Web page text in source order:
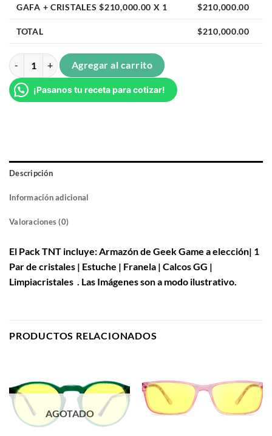
GAFA + CRISTALES $210,000.00 X 1 $210,000.00
TOTAL $210,000.00
Gazelle Negro Brillo Gaming cantidad
Agregar al carrito
¡Pasanos tu receta para cotizar!
Descripción
Información adicional
Valoraciones (0)
El Pack TNT incluye: Armazón de Geek Game a elección| 1
Par de cristales | Estuche | Franela | Calcos GG |
Limpiacristales . Las Imágenes son a modo ilustrativo.
PRODUCTOS RELACIONADOS
AGOTADO